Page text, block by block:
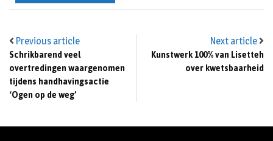
Previous article
Schrikbarend veel
overtredingen waargenomen
tijdens handhavingsactie
‘Ogen op de weg’
Next article
Kunstwerk 100% van Lisetteh
over kwetsbaarheid